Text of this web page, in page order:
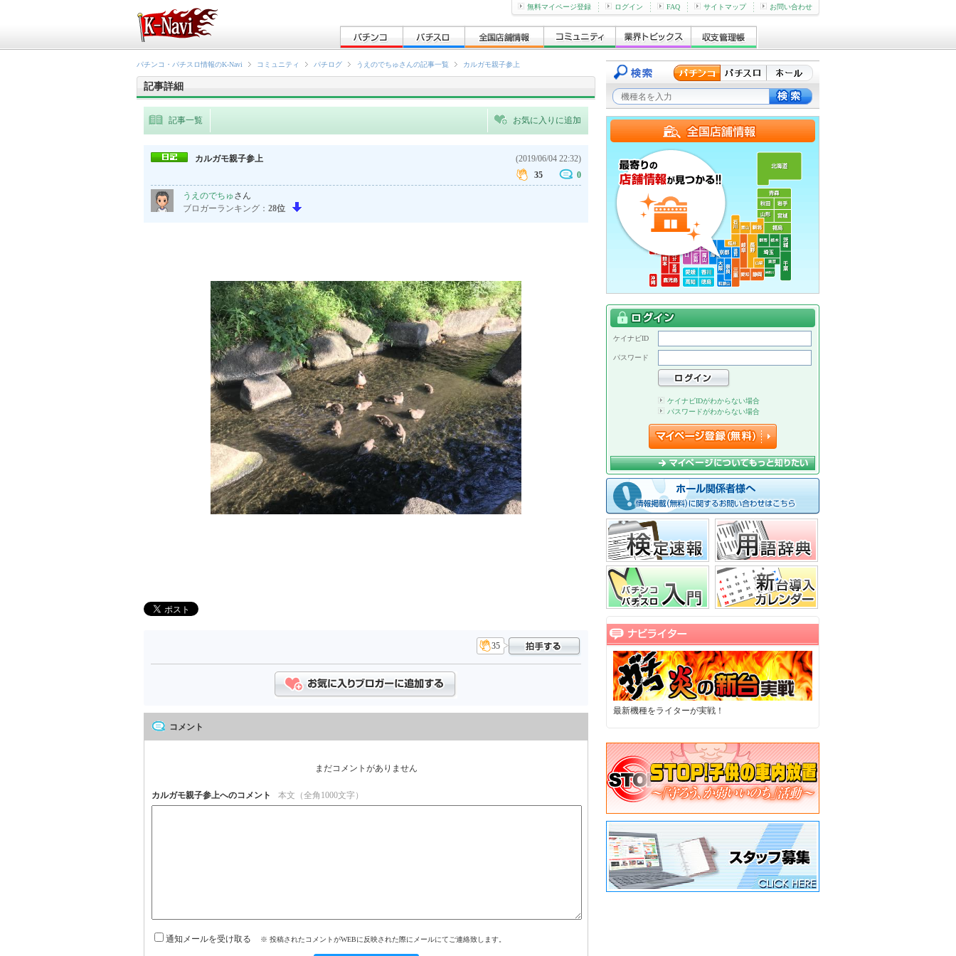
無料マイページ登録 ログイン FAQ サイトマップ お問い合わせ
パチンコ・パチスロ情報のK-Navi コミュニティ パチログ うえのでちゅさんの記事一覧 カルガモ親子参上
記事詳細
記事一覧 お気に入りに追加
カルガモ親子参上
(2019/06/04 22:32)
35
0
うえのでちゅさん
ブロガーランキング： 28位
35
コメント
まだコメントがありません
カルガモ親子参上へのコメント 本文（全角1000文字）
通知メールを受け取る ※ 投稿されたコメントがWEBに反映された際にメールにてご連絡致します。
ケイナビID
パスワード
ケイナビIDがわからない場合
パスワードがわからない場合
最新機種をライターが実戦！